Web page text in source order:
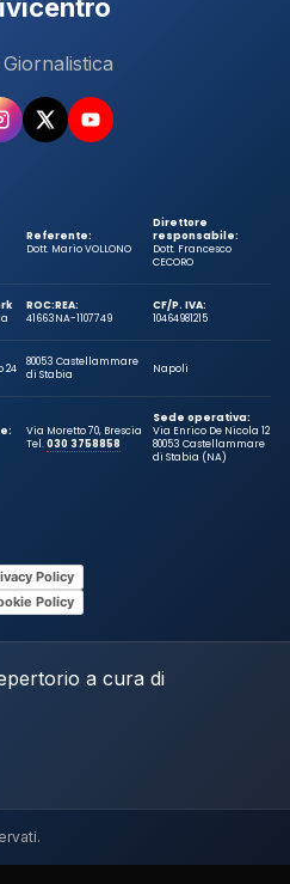
Referente:
Dott. Mario VOLLONO
Direttore
responsabile:
Dott. Francesco
CECORO
ROC:
41663
REA:
NA-1107749
CF/P. IVA:
10464981215
24
80053 Castellammare
di Stabia
Napoli
Via Moretto 70, Brescia
Tel.030 3758858
Sede operativa:
Via Enrico De Nicola 12
80053 Castellammare
di Stabia (NA)
Policy
Policy
a cura di